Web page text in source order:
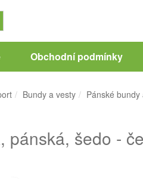
Obchodní podmínky
Bundy a vesty Pánské bundy
pánská, šedo -